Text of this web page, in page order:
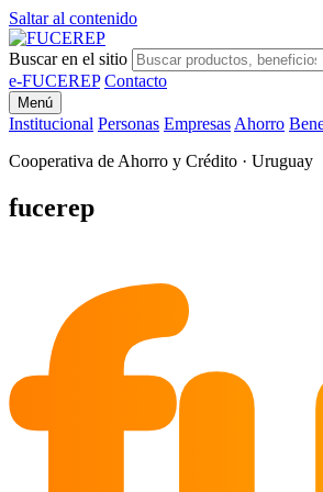
Saltar al contenido
Buscar en el sitio
e-FUCEREP Contacto
Menú
Institucional Personas Empresas Ahorro
Cooperativa de Ahorro y Crédito · Uruguay
fucerep